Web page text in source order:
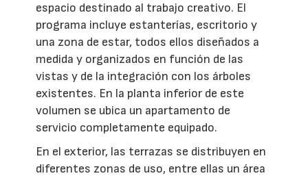
espacio destinado al trabajo creativo. El
programa incluye estanterías, escritorio y
una zona de estar, todos ellos diseñados a
medida y organizados en función de las
vistas y de la integración con los árboles
existentes. En la planta inferior de este
volumen se ubica un apartamento de
servicio completamente equipado.
En el exterior, las terrazas se distribuyen en
diferentes zonas de uso, entre ellas un área